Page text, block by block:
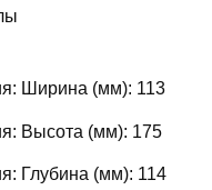
Ширина (мм): 113
Высота (мм): 175
Глубина (мм): 114